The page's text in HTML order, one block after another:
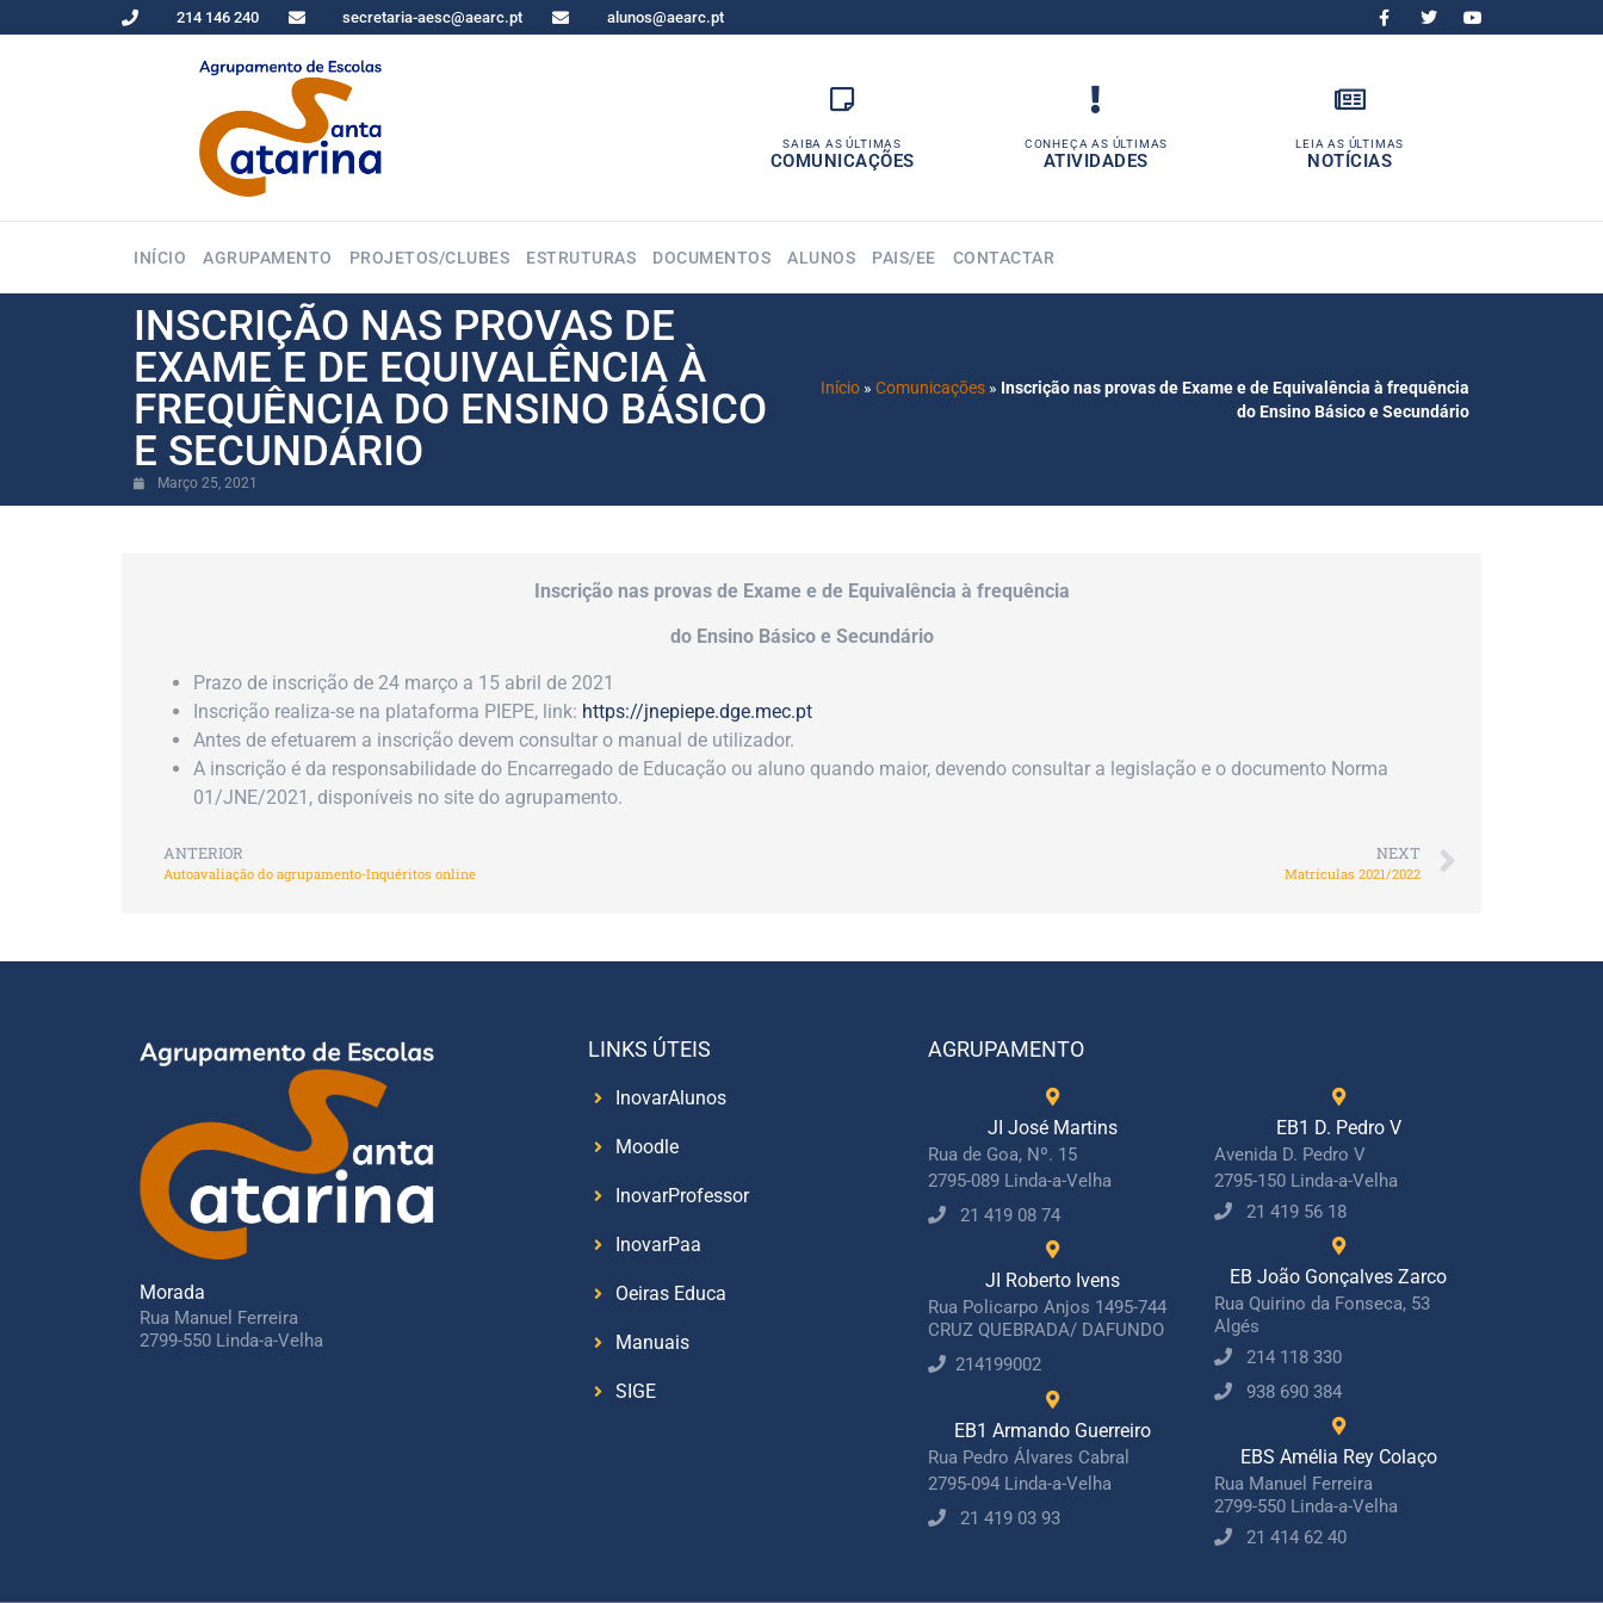
214 146 240 secretaria-aesc@aearc.pt alunos@aearc.pt
SAIBA AS ÚLTIMAS
COMUNICAÇÕES
CONHEÇA AS ÚLTIMAS
ATIVIDADES
LEIA AS ÚLTIMAS
NOTÍCIAS
INÍCIO AGRUPAMENTO PROJETOS/CLUBES ESTRUTURAS DOCUMENTOS ALUNOS PAIS/EE CONTACTAR
INSCRIÇÃO NAS PROVAS DE
EXAME E DE EQUIVALÊNCIA À
FREQUÊNCIA DO ENSINO BÁSICO
E SECUNDÁRIO
Março 25, 2021
Início » Comunicações » Inscrição nas provas de Exame e de Equivalência à frequência
do Ensino Básico e Secundário
Inscrição nas provas de Exame e de Equivalência à frequência
do Ensino Básico e Secundário
Prazo de inscrição de 24 março a 15 abril de 2021
Inscrição realiza-se na plataforma PIEPE, link: https://jnepiepe.dge.mec.pt
Antes de efetuarem a inscrição devem consultar o manual de utilizador.
A inscrição é da responsabilidade do Encarregado de Educação ou aluno quando maior, devendo consultar a legislação e o documento Norma
01/JNE/2021, disponíveis no site do agrupamento.
ANTERIOR
Autoavaliação do agrupamento-Inquéritos online
NEXT
Matrículas 2021/2022
Morada
Rua Manuel Ferreira
2799-550 Linda-a-Velha
LINKS ÚTEIS
InovarAlunos
Moodle
InovarProfessor
InovarPaa
Oeiras Educa
Manuais
SIGE
AGRUPAMENTO
JI José Martins
Rua de Goa, Nº. 15
2795-089 Linda-a-Velha
21 419 08 74
JI Roberto Ivens
Rua Policarpo Anjos 1495-744
CRUZ QUEBRADA/ DAFUNDO
214199002
EB1 Armando Guerreiro
Rua Pedro Álvares Cabral
2795-094 Linda-a-Velha
21 419 03 93
EB1 D. Pedro V
Avenida D. Pedro V
2795-150 Linda-a-Velha
21 419 56 18
EB João Gonçalves Zarco
Rua Quirino da Fonseca, 53
Algés
214 118 330
938 690 384
EBS Amélia Rey Colaço
Rua Manuel Ferreira
2799-550 Linda-a-Velha
21 414 62 40